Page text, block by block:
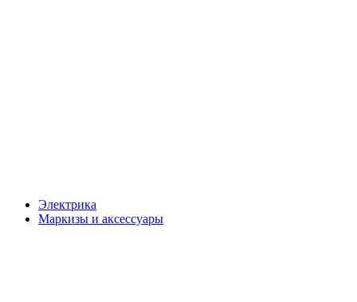
Электрика
Маркизы и аксессуары